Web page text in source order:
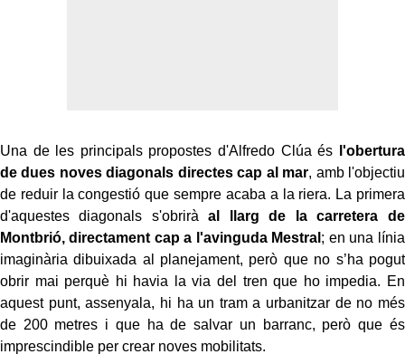
Una de les principals propostes d'Alfredo Clúa és
l'obertura
de dues noves diagonals directes cap al mar, amb l'objectiu
de reduir la congestió que sempre acaba a la riera. La primera
d'aquestes diagonals s'obriràal llarg de la carretera de
Montbrió, directament cap a l'avinguda Mestral ; en una línia
imaginària dibuixada al planejament, però que no s’ha pogut
obrir mai perquè hi havia la via del tren que ho impedia. En
aquest punt, assenyala, hi ha un tram a urbanitzar de no més
de 200 metres i que ha de salvar un barranc, però que és
imprescindible per crear noves mobilitats.